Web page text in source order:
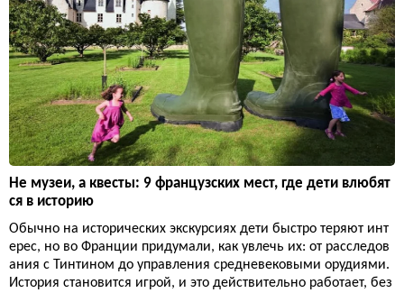
Не музеи, а квесты: 9 французских мест, где дети влюбят
ся в историю
Обычно на исторических экскурсиях дети быстро теряют инт
ерес, но во Франции придумали, как увлечь их: от расследов
ания с Тинтином до управления средневековыми орудиями.
История становится игрой, и это действительно работает, без